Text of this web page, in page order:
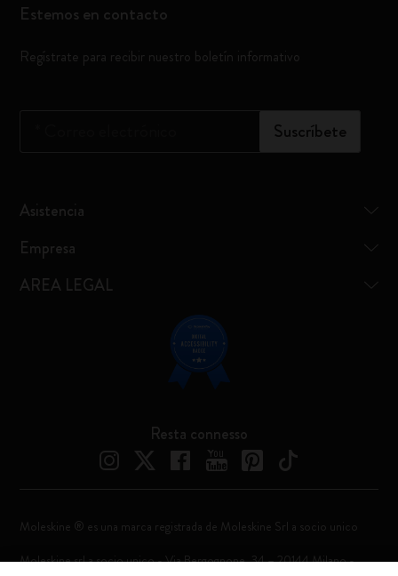
Estemos en contacto
Regístrate para recibir nuestro boletín informativo
Suscríbete
Asistencia
Empresa
AREA LEGAL
Resta connesso
Moleskine ® es una marca registrada de Moleskine Srl a socio unico
Moleskine srl a socio unico - Via Bergognone, 34 – 20144 Milano -